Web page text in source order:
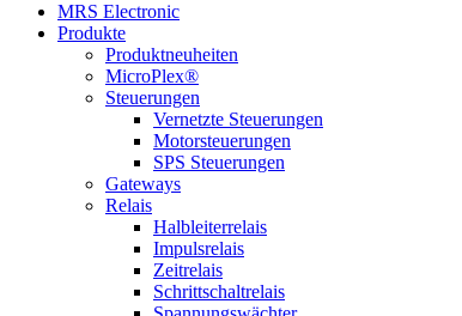
MRS Electronic
Produkte
Produktneuheiten
MicroPlex®
Steuerungen
Vernetzte Steuerungen
Motorsteuerungen
SPS Steuerungen
Gateways
Relais
Halbleiterrelais
Impulsrelais
Zeitrelais
Schrittschaltrelais